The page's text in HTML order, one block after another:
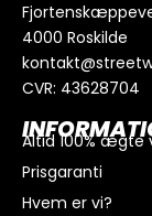
4000 Roskilde
CVR: 43628704
Altid 100% ægte
Prisgaranti
Hvem er vi?